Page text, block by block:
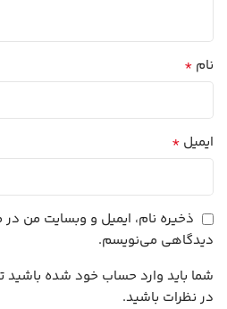
نام *
ایمیل *
ذخیره نام، ایمیل و وبسایت من در
دیدگاهی می‌نویسم.
شما باید وارد حساب خود شده باشید
در نظرات باشید.